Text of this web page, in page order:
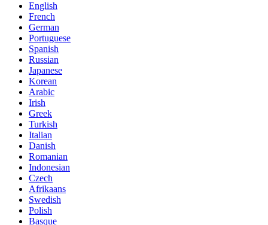
English
French
German
Portuguese
Spanish
Russian
Japanese
Korean
Arabic
Irish
Greek
Turkish
Italian
Danish
Romanian
Indonesian
Czech
Afrikaans
Swedish
Polish
Basque